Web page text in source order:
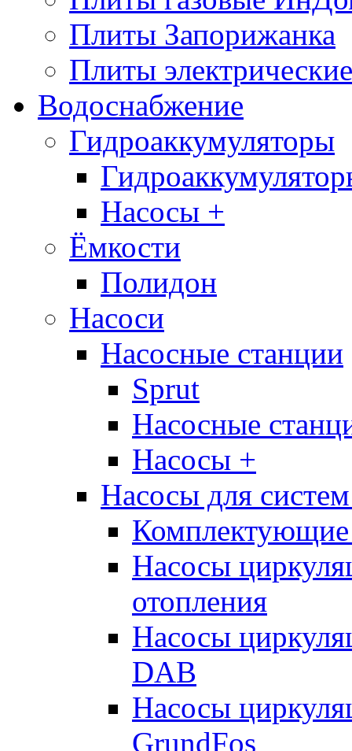
Плиты Запорижанка
Плиты
Водоснабжение
Гидроаккумуляторы
Насосы +
Ёмкости
Полидон
Насоси
Насосные станции
Sprut
Насосные
Насосы +
Насосы для
Комплектующие
Насосы
отопления
Насосы
DAB
Насосы
GrundFos